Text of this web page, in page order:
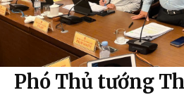
Phó Thủ tướng